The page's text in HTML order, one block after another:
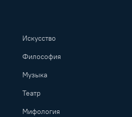
Искусство
Философия
Музыка
Театр
Мифология